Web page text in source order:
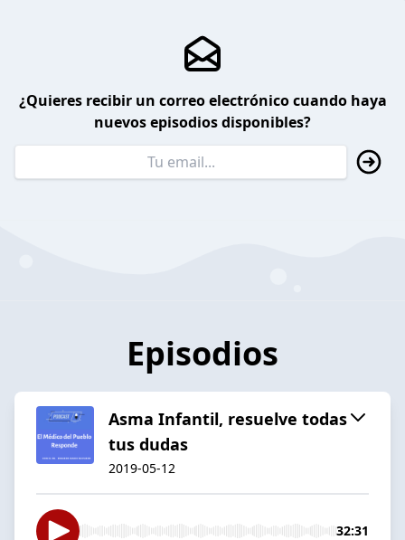
¿Quieres recibir un correo electrónico cuando haya
nuevos episodios disponibles?
Episodios
Asma Infantil, resuelve todas
tus dudas
2019-05-12
32:31